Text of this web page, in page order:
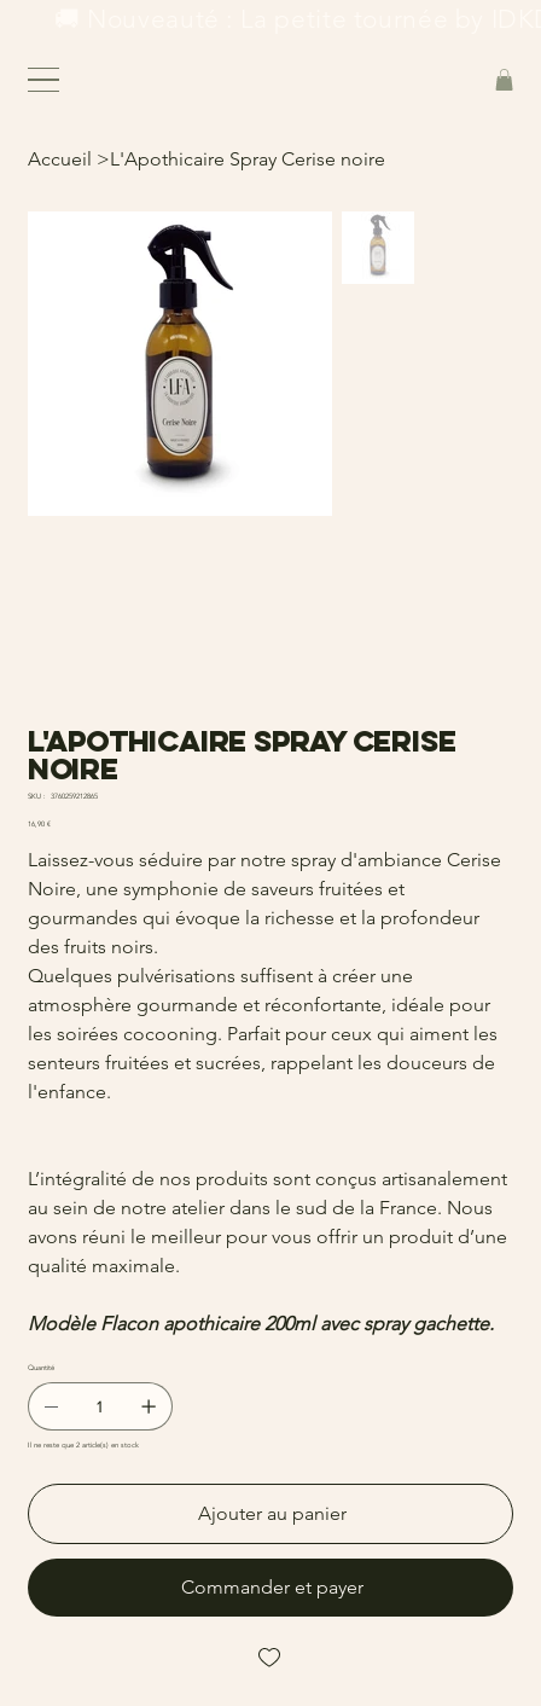
Accueil >L'Apothicaire Spray Cerise noire
L'Apothicaire Spray Cerise
noire
SKU :
SKU
3760259212865
Prix
16,90 €
Laissez-vous séduire par notre spray d'ambiance Cerise
Noire, une symphonie de saveurs fruitées et
gourmandes qui évoque la richesse et la profondeur
des fruits noirs.
Quelques pulvérisations suffisent à créer une
atmosphère gourmande et réconfortante, idéale pour
les soirées cocooning. Parfait pour ceux qui aiment les
senteurs fruitées et sucrées, rappelant les douceurs de
l'enfance.
L’intégralité de nos produits sont conçus artisanalement
au sein de notre atelier dans le sud de la France. Nous
avons réuni le meilleur pour vous offrir un produit d’une
qualité maximale.
Modèle Flacon apothicaire 200ml avec spray gachette.
Quantité
Il ne reste que 2 article(s) en stock
Ajouter au panier
Commander et payer